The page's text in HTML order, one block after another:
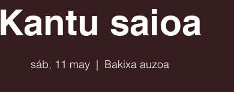
Kantu saioa
sáb, 11 may
  |
Bakixa auzoa